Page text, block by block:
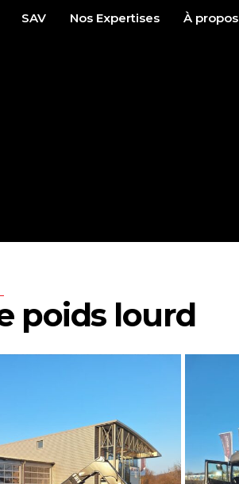
SAV Nos Expertises À propos
poids lourd